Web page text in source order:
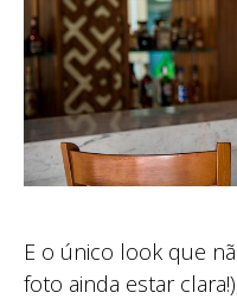
E o único look que
foto ainda estar